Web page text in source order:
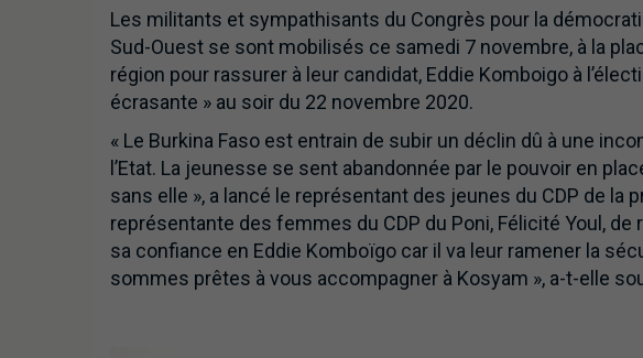
Les militants et sympathisants du Congrès pour la
Sud-Ouest se sont mobilisés ce samedi 7 novembre, à la
région pour rassurer à leur candidat, Eddie Komboigo à
écrasante » au soir du 22 novembre 2020.
« Le Burkina Faso est entrain de subir un déclin dû à une
l’Etat. La jeunesse se sent abandonnée par le pouvoir en
sans elle », a lancé le représentant des jeunes du CDP de la
représentante des femmes du CDP du Poni, Félicité Youl,
sa confiance en Eddie Komboïgo car il va leur ramener la
sommes prêtes à vous accompagner à Kosyam », a-t-elle